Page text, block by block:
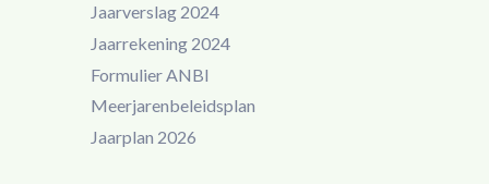
Jaarverslag 2024
Jaarrekening 2024
Formulier ANBI
Meerjarenbeleidsplan
Jaarplan 2026